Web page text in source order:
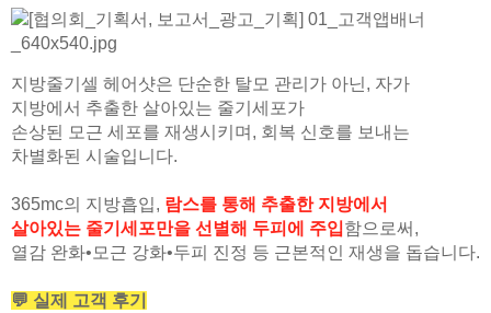
지방줄기셀 헤어샷은 단순한 탈모 관리가 아닌, 자가
지방에서 추출한 살아있는 줄기세포가
손상된 모근 세포를 재생시키며, 회복 신호를 보내는
차별화된 시술입니다.
365mc의 지방흡입, 람스를 통해 추출한 지방에서
살아있는 줄기세포만을 선별해 두피에 주입함으로써,
열감 완화•모근 강화•두피 진정 등 근본적인 재생을 돕습니다.
💬 실제 고객 후기